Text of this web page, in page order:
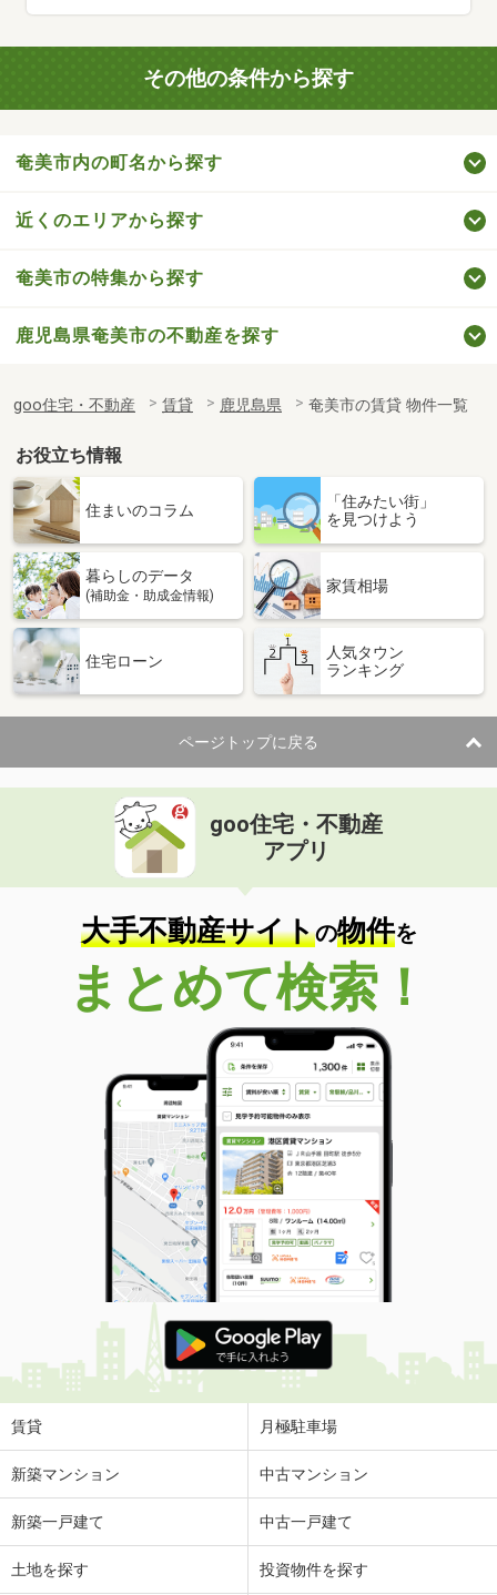
その他の条件から探す
奄美市内の町名から探す
近くのエリアから探す
奄美市の特集から探す
鹿児島県奄美市の不動産を探す
goo住宅・不動産 賃貸 鹿児島県 奄美市の賃貸 物件一覧
お役立ち情報
住まいのコラム
「住みたい街」
を見つけよう
暮らしのデータ
(補助金・助成金情報)
家賃相場
住宅ローン
人気タウン
ランキング
ページトップに戻る
goo住宅・不動産
アプリ
大手不動産サイトの物件を
まとめて検索！
賃貸 月極駐車場
新築マンション 中古マンション
新築一戸建て 中古一戸建て
土地を探す 投資物件を探す